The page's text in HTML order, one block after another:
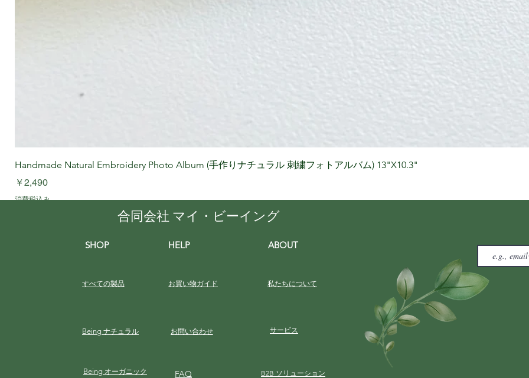
クイックビュー
Handmade Natural Embroidery Photo Album (手作りナチュラル 刺繍フォトアルバム) 13"X10.3"
価格
￥2,490
消費税込み
合同会社 マイ・ビーイング
SHOP
すべての製品
HELP
お買い物ガイド
ABOUT
私たちについて
Being ナチュラル お問い合わせ サービス
Being オーガニック FAQ B2B ソリューション